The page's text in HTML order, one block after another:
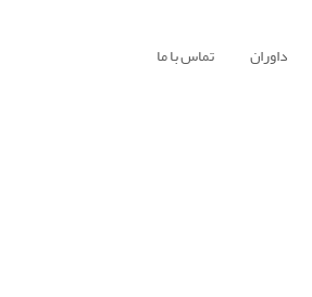
داوران تماس با ما